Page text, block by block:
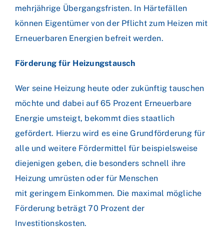
mehrjährige Übergangsfristen. In Härtefällen
können Eigentümer von der Pflicht zum Heizen mit
Erneuerbaren Energien befreit werden.
Förderung für Heizungstausch
Wer seine Heizung heute oder zukünftig tauschen
möchte und dabei auf 65 Prozent Erneuerbare
Energie umsteigt, bekommt dies staatlich
gefördert. Hierzu wird es eine Grundförderung für
alle und weitere Fördermittel für beispielsweise
diejenigen geben, die besonders schnell ihre
Heizung umrüsten oder für Menschen
mit geringem Einkommen. Die maximal mögliche
Förderung beträgt 70 Prozent der
Investitionskosten.